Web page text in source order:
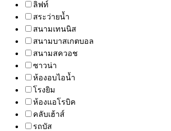
ลิฟท์
สระว่ายน้ำ
สนามเทนนิส
สนามบาสเกตบอล
สนามสควอช
ซาวน่า
ห้องอบไอน้ำ
โรงยิม
ห้องแอโรบิค
คลับเฮ้าส์
รถบัส